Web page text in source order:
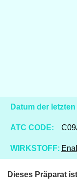
Datum der
ATC CODE:
WIRKSTOFF:
Dieses Präparat